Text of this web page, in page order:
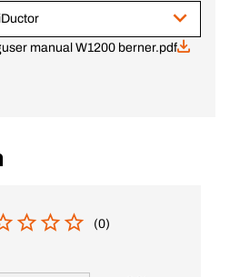
user manual W1200 berner.pdf
(0)